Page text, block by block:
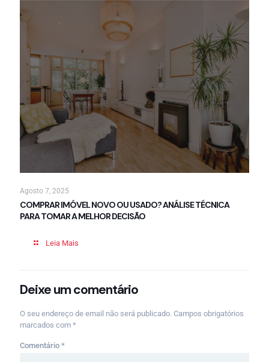
Agosto 7, 2025
COMPRAR IMÓVEL NOVO OU USADO? ANÁLISE TÉCNICA
PARA TOMAR A MELHOR DECISÃO
Leia Mais
Deixe um comentário
O seu endereço de email não será publicado. Campos obrigatórios
marcados com *
Comentário *